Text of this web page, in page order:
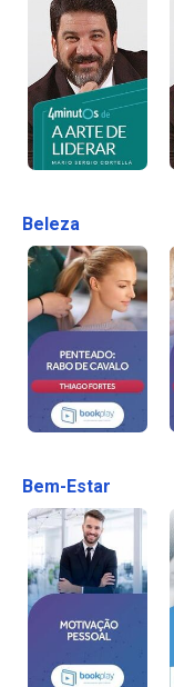
Beleza
Bem-Estar